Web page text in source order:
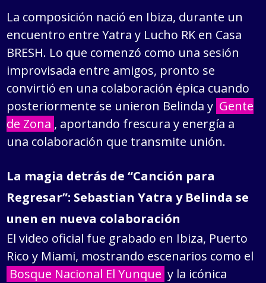
La composición nació en Ibiza, durante un
encuentro entre Yatra y Lucho RK en Casa
BRESH. Lo que comenzó como una sesión
improvisada entre amigos, pronto se
convirtió en una colaboración épica cuando
posteriormente se unieron Belinda y Gente
de Zona , aportando frescura y energía a
una colaboración que transmite unión.
La magia detrás de “Canción para
Regresar”: Sebastian Yatra y Belinda se
unen en nueva colaboración
El video oficial fue grabado en Ibiza, Puerto
Rico y Miami, mostrando escenarios como el
Bosque Nacional El Yunque y la icónica